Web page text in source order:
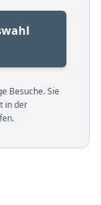
Besuche. Sie
in der